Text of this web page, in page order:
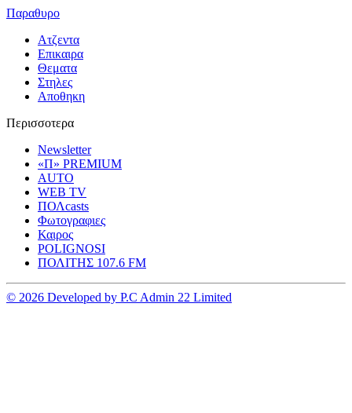
Παραθυρο
Ατζεντα
Επικαιρα
Θεματα
Στηλες
Αποθηκη
Περισσοτερα
Newsletter
«Π» PREMIUM
AUTO
WEB TV
ΠΟΛcasts
Φωτογραφιες
Καιρος
POLIGNOSI
ΠΟΛΙΤΗΣ 107.6 FM
© 2026 Developed by P.C Admin 22 Limited